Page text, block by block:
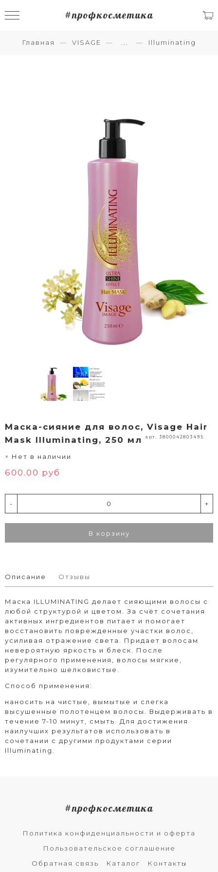
#профкосметика
Главная VISAGE Illuminating
Маска-сияние для волос, Visage Hair
Mask Illuminating, 250 мл
арт. 3800042803495
Нет в наличии
600.00 руб
- +
В корзину
Описание Отзывы
Маска ILLUMINATING делает сияющими волосы с
любой структурой и цветом. За счёт сочетания
активных ингредиентов питает и помогает
восстановить поврежденные участки волос,
усиливая отражение света. Придает волосам
невероятную яркость и блеск. После
регулярного применения, волосы мягкие,
изумительно шелковистые.
Способ применения:
наносить на чистые, вымытые и слегка
высушенные полотенцем волосы. Выдерживать в
течение 7-10 минут, смыть. Для достижения
наилучших результатов использовать в
сочетании с другими продуктами серии
Illuminating.
#профкосметика
Политика конфиденциальности и оферта
Пользовательское соглашение
Обратная связь
Каталог Контакты